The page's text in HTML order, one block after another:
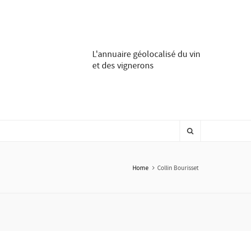
L'annuaire géolocalisé du vin
et des vignerons
Home Collin Bourisset